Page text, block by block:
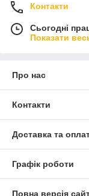
Контакти
Сьогодні
Показати
Про нас
Контакти
Доставка та
Графік роботи
Повна версія